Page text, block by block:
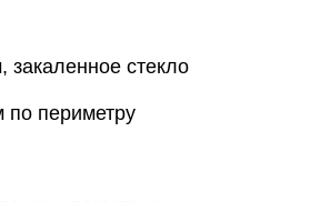
стекло
периметру